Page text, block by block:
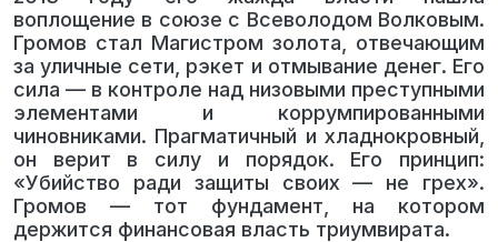
воплощение в союзе с Всеволодом Волковым.
Громов стал Магистром золота, отвечающим
за уличные сети, рэкет и отмывание денег. Его
сила — в контроле над низовыми преступными
элементами и коррумпированными
чиновниками. Прагматичный и хладнокровный,
он верит в силу и порядок. Его принцип:
«Убийство ради защиты своих — не грех».
Громов — тот фундамент, на котором
держится финансовая власть триумвирата.